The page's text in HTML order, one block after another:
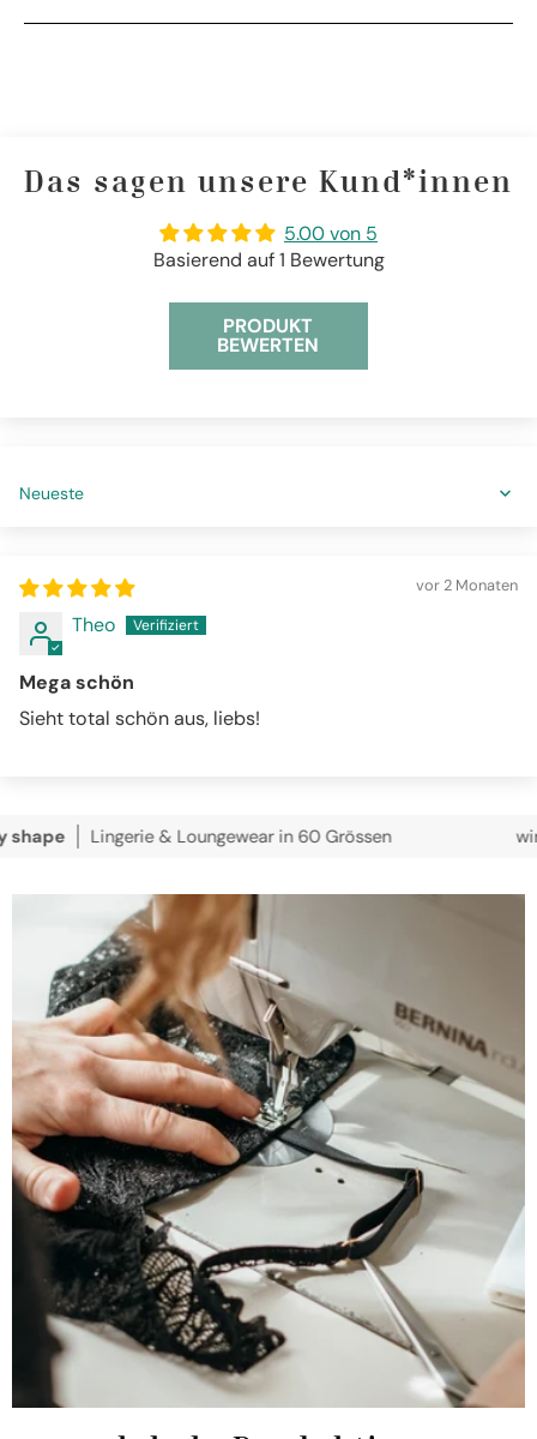
Das sagen unsere Kund*innen
5.00 von 5
Basierend auf 1 Bewertung
PRODUKT
BEWERTEN
Sort by
vor 2 Monaten
Theo
Mega schön
Sieht total schön aus, liebs!
Lingerie & Loungewear in 60 Grössen wir